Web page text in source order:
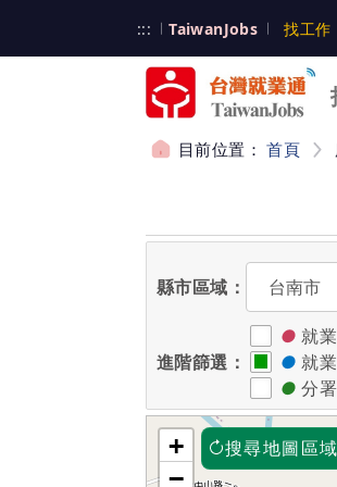
::: TaiwanJobs 台
找工作
目前位置：首頁
縣市區域：
選擇縣市
進階篩選：
● 就
● 就
● 分
搜尋地圖區域
+
−